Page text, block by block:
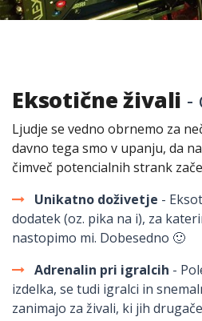
Eksotične živali -
Ljudje se vedno obrnemo za
davno tega smo v upanju, da
čimveč potencialnih strank
Unikatno doživetje -
dodatek (oz. pika na i), za
nastopimo mi. Dobesedno 🙂
Adrenalin pri igralcih -
izdelka, se tudi igralci in
zanimajo za živali, ki jih